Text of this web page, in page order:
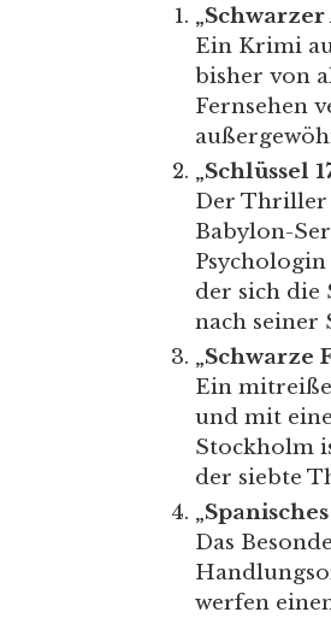
Ein Krimi
bisher von
Fernsehen
„Schlüssel
Der Thriller
Babylon-
der sich die
nach seiner
„Schwarze
Ein
und mit
Stockholm
der siebte
Das
werfen